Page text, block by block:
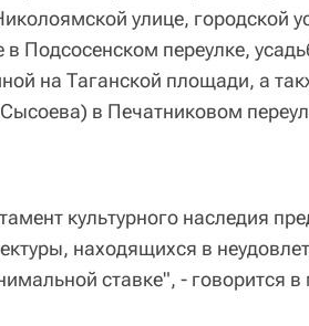
улице, городской
в Подсосенском переулке,
на Таганской площади, а
в Печатниковом
культурного наследия
находящихся в
ставке", - говорится в